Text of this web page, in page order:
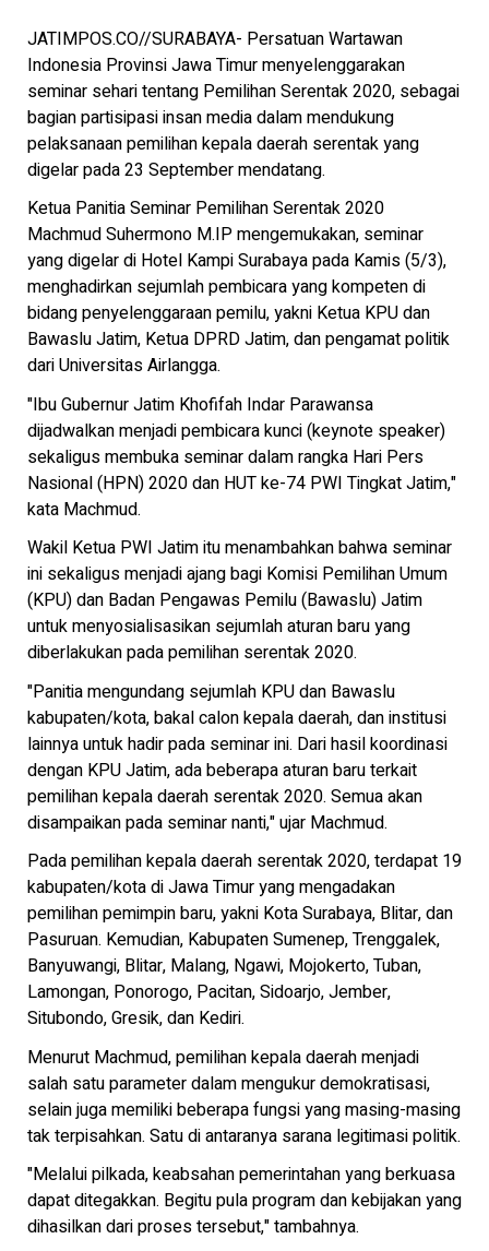
JATIMPOS.CO//SURABAYA- Persatuan Wartawan
Indonesia Provinsi Jawa Timur menyelenggarakan
seminar sehari tentang Pemilihan Serentak 2020, sebagai
bagian partisipasi insan media dalam mendukung
pelaksanaan pemilihan kepala daerah serentak yang
digelar pada 23 September mendatang.
Ketua Panitia Seminar Pemilihan Serentak 2020
Machmud Suhermono M.IP mengemukakan, seminar
yang digelar di Hotel Kampi Surabaya pada Kamis (5/3),
menghadirkan sejumlah pembicara yang kompeten di
bidang penyelenggaraan pemilu, yakni Ketua KPU dan
Bawaslu Jatim, Ketua DPRD Jatim, dan pengamat politik
dari Universitas Airlangga.
"Ibu Gubernur Jatim Khofifah Indar Parawansa
dijadwalkan menjadi pembicara kunci (keynote speaker)
sekaligus membuka seminar dalam rangka Hari Pers
Nasional (HPN) 2020 dan HUT ke-74 PWI Tingkat Jatim,"
kata Machmud.
Wakil Ketua PWI Jatim itu menambahkan bahwa seminar
ini sekaligus menjadi ajang bagi Komisi Pemilihan Umum
(KPU) dan Badan Pengawas Pemilu (Bawaslu) Jatim
untuk menyosialisasikan sejumlah aturan baru yang
diberlakukan pada pemilihan serentak 2020.
"Panitia mengundang sejumlah KPU dan Bawaslu
kabupaten/kota, bakal calon kepala daerah, dan institusi
lainnya untuk hadir pada seminar ini. Dari hasil koordinasi
dengan KPU Jatim, ada beberapa aturan baru terkait
pemilihan kepala daerah serentak 2020. Semua akan
disampaikan pada seminar nanti," ujar Machmud.
Pada pemilihan kepala daerah serentak 2020, terdapat 19
kabupaten/kota di Jawa Timur yang mengadakan
pemilihan pemimpin baru, yakni Kota Surabaya, Blitar, dan
Pasuruan. Kemudian, Kabupaten Sumenep, Trenggalek,
Banyuwangi, Blitar, Malang, Ngawi, Mojokerto, Tuban,
Lamongan, Ponorogo, Pacitan, Sidoarjo, Jember,
Situbondo, Gresik, dan Kediri.
Menurut Machmud, pemilihan kepala daerah menjadi
salah satu parameter dalam mengukur demokratisasi,
selain juga memiliki beberapa fungsi yang masing-masing
tak terpisahkan. Satu di antaranya sarana legitimasi politik.
"Melalui pilkada, keabsahan pemerintahan yang berkuasa
dapat ditegakkan. Begitu pula program dan kebijakan yang
dihasilkan dari proses tersebut," tambahnya.